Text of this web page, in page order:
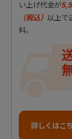
い上げ代金が
（税込） 以上で
料。
詳しくはこ